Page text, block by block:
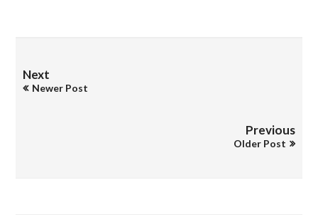
Next
Newer Post
Previous
Older Post